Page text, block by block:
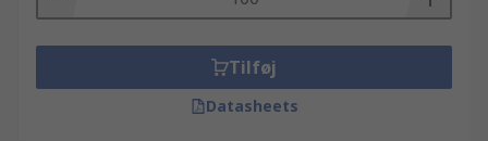
Tilføj
Datasheets